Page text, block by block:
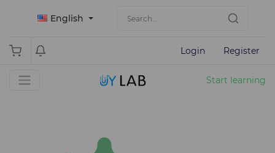
English
Login Register
Start learning